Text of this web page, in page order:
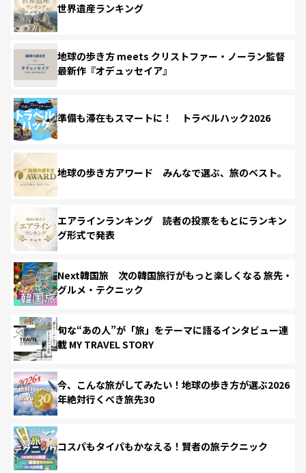
世界遺産ランキング
地球の歩き方 meets クリストファー・ノーラン監督
最新作『オデュッセイア』
準備も滞在もスマートに！ トラベルハック2026
地球の歩き方アワード みんなで選ぶ、旅のベスト。
エアラインランキング 読者の投票をもとにランキン
グ形式で発表
Next韓国旅 次の韓国旅行がもっと楽しくなる 旅先・
グルメ・テクニック
旬な“あの人”が「旅」をテーマに語るインタビュー連
載 MY TRAVEL STORY
今、こんな旅がしてみたい！地球の歩き方が選ぶ2026
年絶対行くべき旅先30
コスパもタイパもかなえる！賢者の旅テクニック